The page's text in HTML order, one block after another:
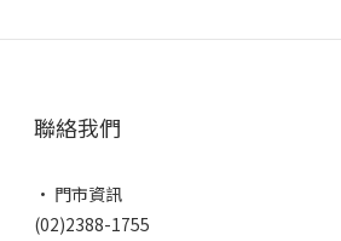
聯絡我們
• 門市資訊
(02)2388-1755